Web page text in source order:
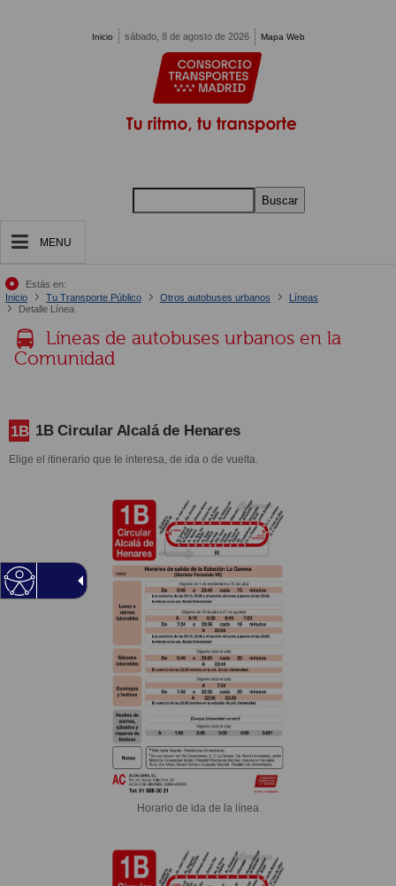
Inicio sábado, 8 de agosto de 2026 Mapa Web
Buscar
MENU
Estás en:
Inicio
Tu Transporte Público Otros autobuses urbanos
Líneas
Detalle Línea
Líneas de autobuses urbanos en la
Comunidad
1B 1B Circular Alcalá de Henares
Elige el itinerario que te interesa, de ida o de vuelta.
Horario de ida de la línea